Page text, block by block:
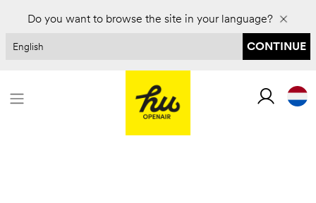
Do you want to browse the site in your language?
CONTINUE